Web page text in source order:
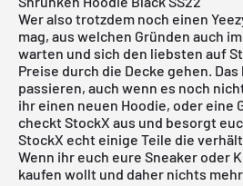
Wer also trotzdem noch einen
mag, aus welchen Gründen auch
warten und sich den liebsten auf
Preise durch die Decke gehen.
passieren, auch wenn es noch
ihr einen neuen Hoodie, oder eine
checkt StockX aus und besorgt
StockX echt einige Teile die
Wenn ihr euch eure Sneaker oder
kaufen wollt und daher nichts